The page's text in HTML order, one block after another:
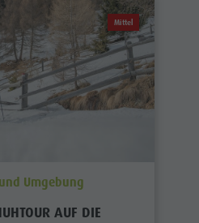
Mittel
Umgebung
AUF DIE